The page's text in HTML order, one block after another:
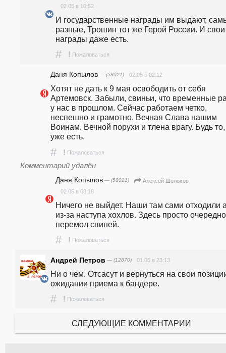
02.05 в 10:52
И государственные награды им выдают,
разные, Трошин тот же Герой России. И свои
награды даже есть.
# ! Пожаловаться
Даня Копылов — (58021) 02.05 в 02:12
Хотят не дать к 9 мая освободить от себя
Артемовск. Забыли, свиньи, что временные
у нас в прошлом. Сейчас работаем четко,
неспешно и грамотно. Вечная Слава нашим
Воинам. Вечной порухи и тлена врагу. Будь то,
уже есть.
# ! Пожаловаться
Комментарий удалён
Даня Копылов — (58021)
Алексей Шолохов
02.05 в 03:18
Ничего не выйдет. Наши там сами отходили
из-за наступа хохлов. Здесь просто
перемол свиней.
# ! Пожаловаться
Андрей Петров — (12870) 01.05 в 23:13
Ни о чем. Отсасут и вернуться на свои
ожидании приема к бандере.
# ! Пожаловаться
СЛЕДУЮЩИЕ КОММЕНТАРИИ